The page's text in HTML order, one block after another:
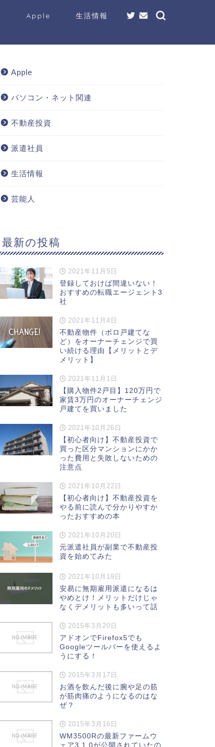
Apple 生活情報
Apple
パソコン・ネット関連
不動産投資
派遣社員
生活情報
芸能人
最新の投稿
2021年11月5日
登録しておけば間違いない！
おすすめの転職エージェント3
社
2021年11月4日
不動産物件（ボロ戸建てな
ど）をオーナーチェンジで買
い続ける理由【メリットとデ
メリット】
2021年11月1日
【購入物件2戸目】120万円で
家賃3万円のオーナーチェンジ
戸建てを買いました
2021年10月26日
【初心者向け】不動産投資で
買った区分マンションにかか
った費用と失敗しないための
注意点
2021年10月22日
【初心者向け】不動産投資を
やる前に読んで分かりやすか
ったおすすめの本
2021年10月20日
元派遣社員が副業で不動産投
資を始めてみた
2021年10月19日
安易に無期雇用派遣になるは
やめとけ！メリットだけじゃ
なくデメリットも多いって話
2015年3月20日
アドオンでFirefox5でも
Googleツールバーを使えるよ
うにする！
2015年3月17日
お酒を飲んだ後に腕や足の筋
が筋肉痛のようになるのはな
ぜ？
2015年3月16日
WM3500Rの最新ファームウ
ェア3.1.0が公開されていたの